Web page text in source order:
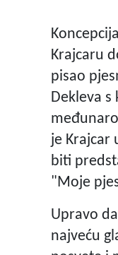
Krajcaru
pisao
Dekleva
je Krajcar
biti
"Moje
Upravo
najveću